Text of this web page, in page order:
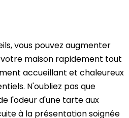
vous pouvez augmenter
maison rapidement tout
accueillant et chaleureux
N'oubliez pas que
l'odeur d'une tarte aux
à la présentation soignée